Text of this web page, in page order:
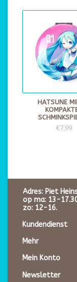
HATSUNE
€7,99
Adres: Piet
op ma: 13-
zo: 12-16.
Kundendienst
Mehr
Mein Konto
Newsletter